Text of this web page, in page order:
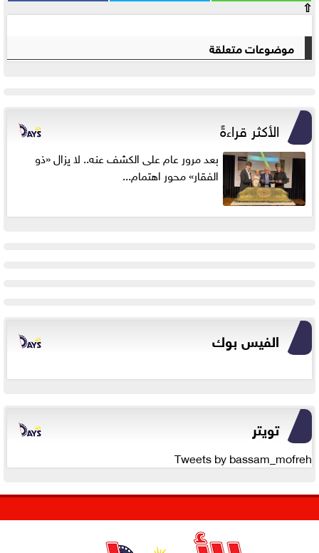
⇧
موضوعات متعلقة
الأكثر قراءةً
بعد مرور عام على الكشف عنه.. لا يزال «ذو
الفقار» محور اهتمام...
الفيس بوك
تويتر
Tweets by bassam_mofreh